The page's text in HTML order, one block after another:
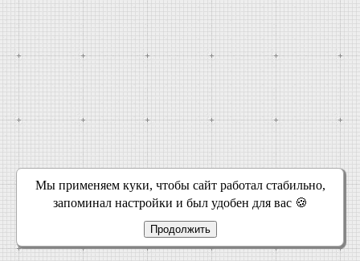
Мы применяем куки, чтобы сайт работал стабильно,
запоминал настройки и был удобен для вас 🍪
Продолжить